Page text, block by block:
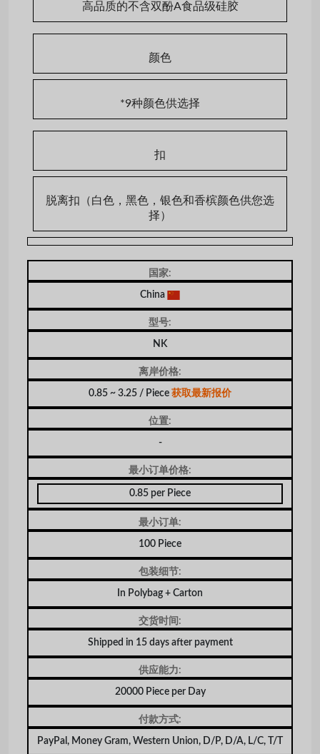
高品质的不含双酚A食品级硅胶
颜色
*9种颜色供选择
扣
脱离扣（白色，黑色，银色和香槟颜色供您选
择）
国家:
China
型号:
NK
离岸价格:
0.85 ~ 3.25 / Piece 获取最新报价
位置:
-
最小订单价格:
0.85 per Piece
最小订单:
100 Piece
包装细节:
In Polybag + Carton
交货时间:
Shipped in 15 days after payment
供应能力:
20000 Piece per Day
付款方式:
PayPal, Money Gram, Western Union, D/P, D/A, L/C, T/T